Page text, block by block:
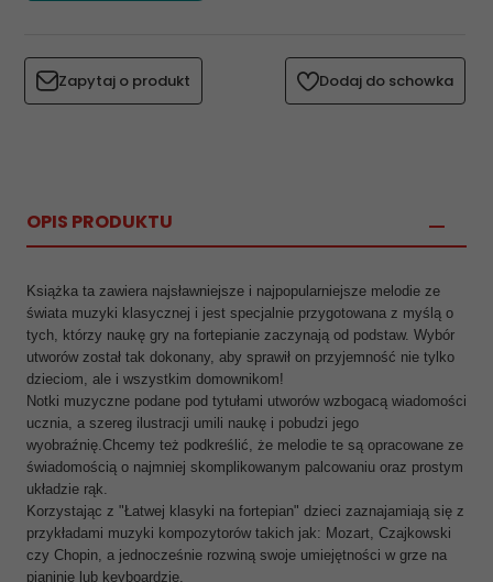
Zapytaj o produkt Dodaj do schowka
OPIS PRODUKTU
Książka ta zawiera najsławniejsze i najpopularniejsze melodie ze
świata muzyki klasycznej i jest specjalnie przygotowana z myślą o
tych, którzy naukę gry na fortepianie zaczynają od podstaw. Wybór
utworów został tak dokonany, aby sprawił on przyjemność nie tylko
dzieciom, ale i wszystkim domownikom!
Notki muzyczne podane pod tytułami utworów wzbogacą wiadomości
ucznia, a szereg ilustracji umili naukę i pobudzi jego
wyobraźnię.Chcemy też podkreślić, że melodie te są opracowane ze
świadomością o najmniej skomplikowanym palcowaniu oraz prostym
układzie rąk.
Korzystając z "Łatwej klasyki na fortepian" dzieci zaznajamiają się z
przykładami muzyki kompozytorów takich jak: Mozart, Czajkowski
czy Chopin, a jednocześnie rozwiną swoje umiejętności w grze na
pianinie lub keyboardzie.